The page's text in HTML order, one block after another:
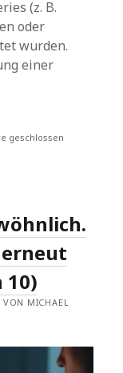
(z. B.
oder
wurden.
einer
geschlossen
erneut
10)
VON MICHAEL